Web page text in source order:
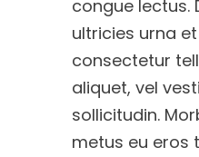
congue lectus.
ultricies urna
consectetur
aliquet, vel
sollicitudin.
metus eu eros